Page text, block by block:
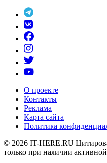
О проекте
Контакты
Реклама
Карта сайта
Политика
© 2026 IT-HERE.RU
только при наличии